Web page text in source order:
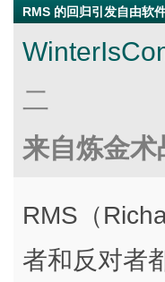
RMS 的回归引发自由软
二
来自炼金
RMS（
者和反对者